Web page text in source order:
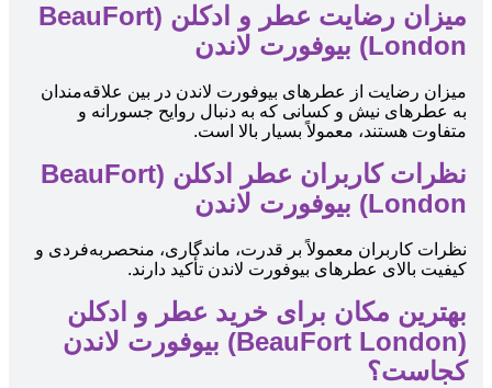
میزان رضایت عطر و ادکلن (BeauFort
London) بیوفورت لاندن
میزان رضایت از عطرهای بیوفورت لاندن در بین علاقه‌مندان
به عطرهای نیش و کسانی که به دنبال روایح جسورانه و
متفاوت هستند، معمولاً بسیار بالا است.
نظرات کاربران عطر ادکلن (BeauFort
London) بیوفورت لاندن
نظرات کاربران معمولاً بر قدرت، ماندگاری، منحصربه‌فردی و
کیفیت بالای عطرهای بیوفورت لاندن تأکید دارند.
بهترین مکان برای خرید عطر و ادکلن
(BeauFort London) بیوفورت لاندن
کجاست؟